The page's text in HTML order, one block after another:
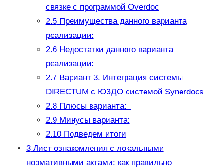
связке с программой Overdoc
2.5Преимущества данного варианта
реализации:
2.6Недостатки данного варианта
реализации:
2.7Вариант 3. Интеграция системы
DIRECTUM с ЮЗДО системой Synerdocs
2.8Плюсы варианта:
2.9Минусы варианта:
2.10Подведем итоги
3Лист ознакомления с локальными
нормативными актами: как правильно